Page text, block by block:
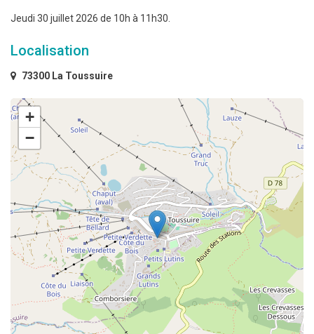
Jeudi 30 juillet 2026 de 10h à 11h30.
Localisation
73300 La Toussuire
+
−